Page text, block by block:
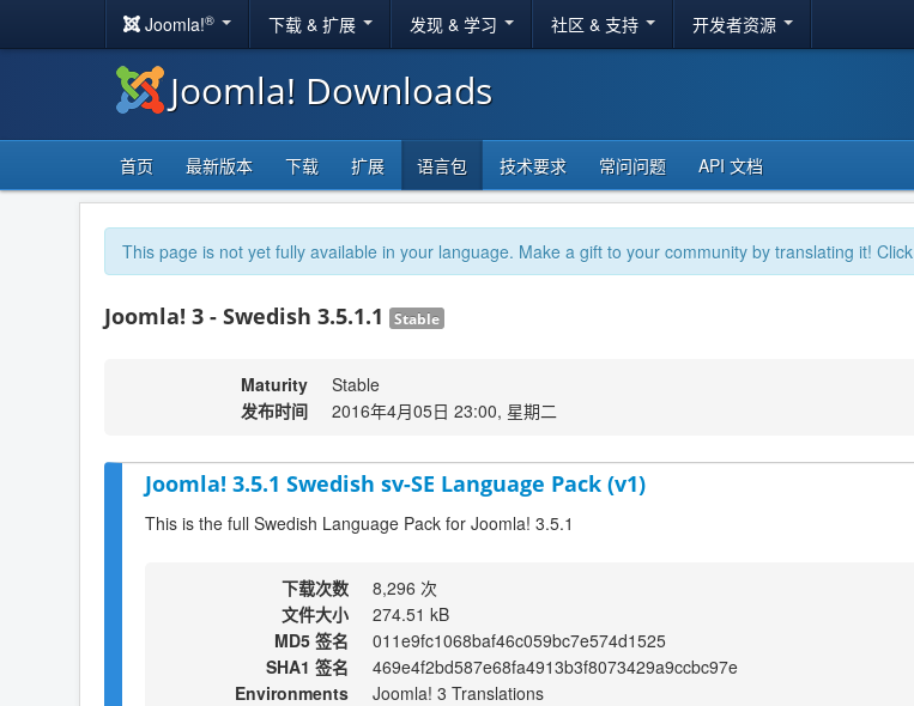
Joomla!® 下载 & 扩展 发现 & 学习 社区 & 支持 开发者资源
Joomla! Downloads
首页 最新版本 下载 扩展 语言包 技术要求 常问问题 API 文档
This page is not yet fully available in your language. Make a gift to your community by translating it! Click
Joomla! 3 - Swedish 3.5.1.1 Stable
Maturity
Stable
发布时间
2016年4月05日 23:00, 星期二
Joomla! 3.5.1 Swedish sv-SE Language Pack (v1)
This is the full Swedish Language Pack for Joomla! 3.5.1
下载次数
8,296 次
文件大小
274.51 kB
MD5 签名
011e9fc1068baf46c059bc7e574d1525
SHA1 签名
469e4f2bd587e68fa4913b3f8073429a9ccbc97e
Environments
Joomla! 3 Translations